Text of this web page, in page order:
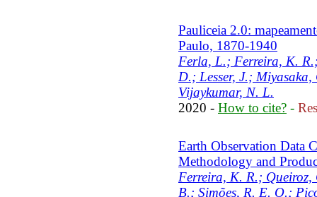
Pauliceia 2.0:
Paulo, 1870-1940
Ferla, L.; Ferreira, K.
D.; Lesser, J.;
Vijaykumar, N. L.
2020 - How to cite? -
Earth Observation Data
Methodology and
Ferreira, K. R.;
B.; Simões, R. E. O.;